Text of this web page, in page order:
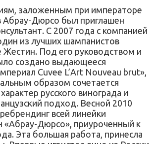
заложенным при императоре
Абрау-Дюрсо был приглашен
С 2007 года с компанией
из лучших шампанистов
Жестин. Под его руководством и
создано выдающееся
Cuvee L’Art Nouveau brut»,
образом сочетается
русского винограда и
подход. Весной 2010
всей линейки
«Абрау-Дюрсо», приуроченный к
Эта большая работа, принесла